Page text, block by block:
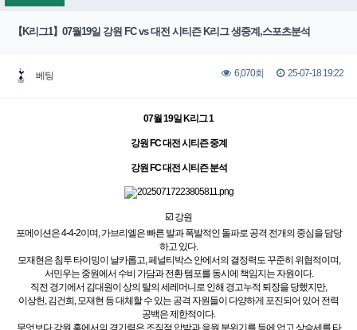
【K리그1】07월19일 강원 FC vs 대전 시티즌 K리그 생중계,스포츠분석
베팅 6,070회 25-07-18 19:22
07월 19일 K리그 1
강원 FC 대전 시티즌 중계
강원 FC 대전 시티즌 분석
☑️ 강원
포메이션은 4-4-2이며, 가브리엘은 빠른 발과 폭발적인 돌파로 공격 전개의 중심을 담당
하고 있다.
모재현은 침투 타이밍이 날카롭고, 페널티박스 안에서의 결정력도 꾸준히 위협적이며,
서민우는 중원에서 수비 가담과 전환 템포를 동시에 책임지는 자원이다.
직전 경기에서 김대원이 상의 탈의 세레머니로 인해 경고누적 퇴장을 당했지만,
이상헌, 김건희, 모재현 등 대체할 수 있는 공격 자원들이 다양하게 포진되어 있어 전력
공백은 제한적이다.
무엇보다 강원 홈에서의 경기력은 조직적 압박과 응원 분위기를 등에 업고 상승세를 타